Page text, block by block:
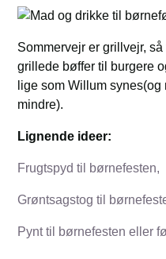
Sommervejr er grillvejr,
grillede bøffer til burgere
lige som Willum
mindre).
Lignende ideer:
Frugtspyd til børnefesten,
Grøntsagstog til
Pynt til børnefesten eller